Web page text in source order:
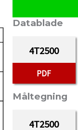
Datablade
4T2500
PDF
Måltegning
4T2500